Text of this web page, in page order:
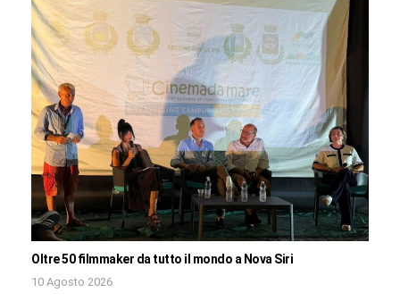
Oltre 50 filmmaker da tutto il mondo a Nova Siri
10 Agosto 2026